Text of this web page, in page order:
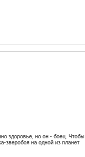
здоровье, но он - боец. Чтобы
зверобоя на одной из планет